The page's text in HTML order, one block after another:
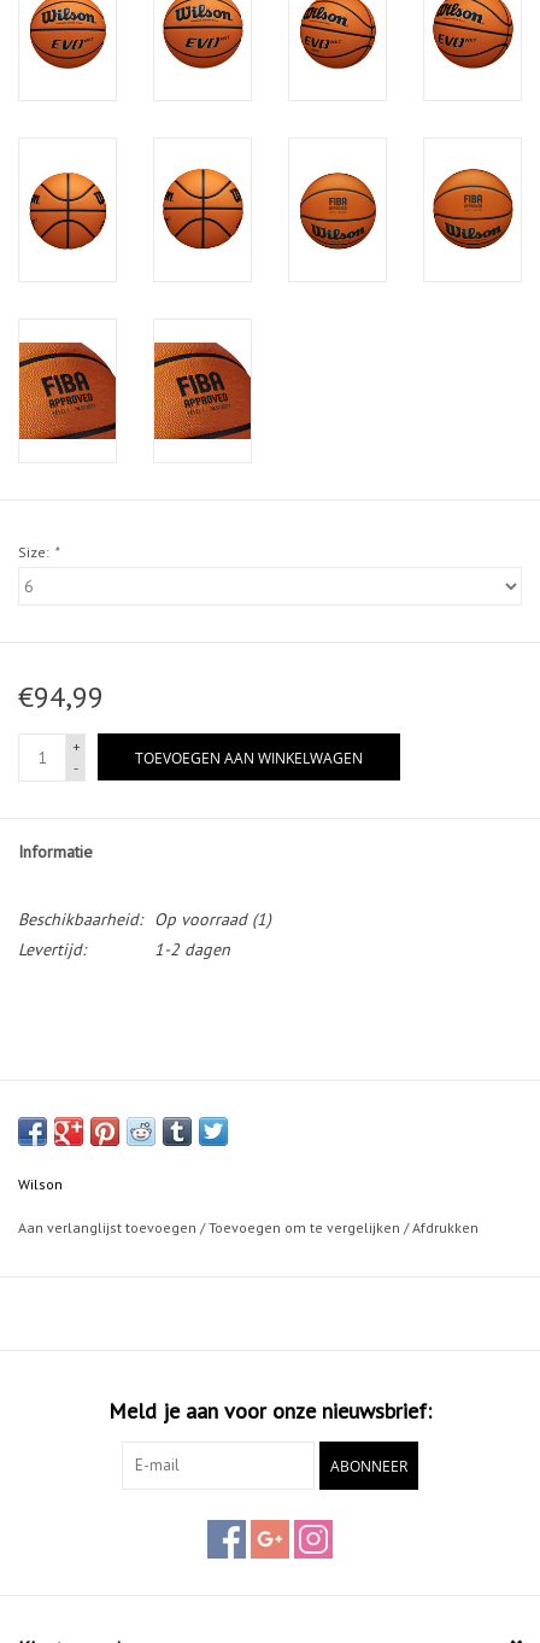
Size: *
€94,99
+
-
TOEVOEGEN AAN WINKELWAGEN
Informatie
Beschikbaarheid: Op voorraad(1)
Levertijd:
1-2 dagen
Wilson
Aan verlanglijst toevoegen /Toevoegen om te vergelijken /Afdrukken
Meld je aan voor onze nieuwsbrief:
ABONNEER